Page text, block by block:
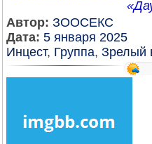
Автор: ЗООСЕКС
Дата: 5 января 2025
Инцест, Группа, Зрелый